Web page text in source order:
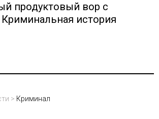
продуктовый вор с
Криминальная история
> Криминал